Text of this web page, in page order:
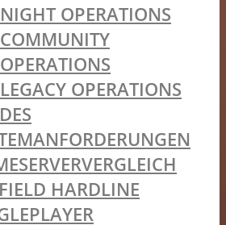
NIGHT OPERATIONS
COMMUNITY
OPERATIONS
LEGACY OPERATIONS
HARDLINE